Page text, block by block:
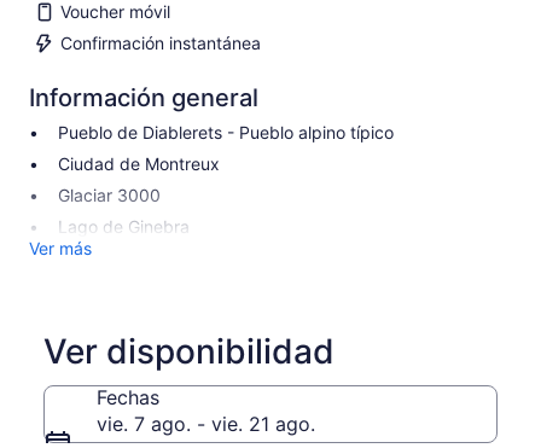
Voucher móvil
Confirmación instantánea
Información general
Pueblo de Diablerets - Pueblo alpino típico
Ciudad de Montreux
Glaciar 3000
Lago de Ginebra
Ver más
Ver disponibilidad
Fechas
vie. 7 ago. - vie. 21 ago.